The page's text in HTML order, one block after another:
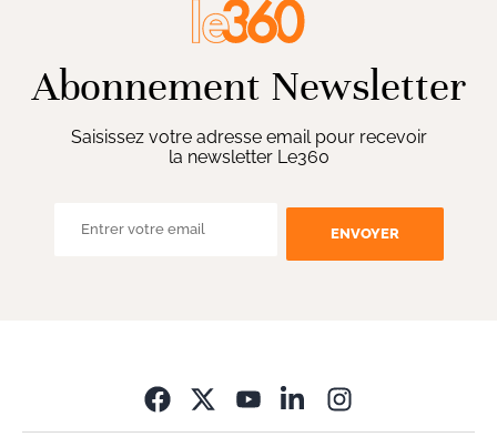
Abonnement Newsletter
Saisissez votre adresse email pour recevoir
la newsletter Le360
ENVOYER